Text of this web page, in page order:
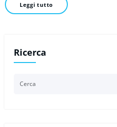
Leggi tutto
Ricerca